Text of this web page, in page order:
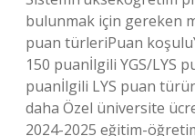
bulunmak için gereken
puan türleriPuan
150 puanİlgili YGS/LYS
puanİlgili LYS puan
daha Özel üniversite
2024-2025 eğitim-